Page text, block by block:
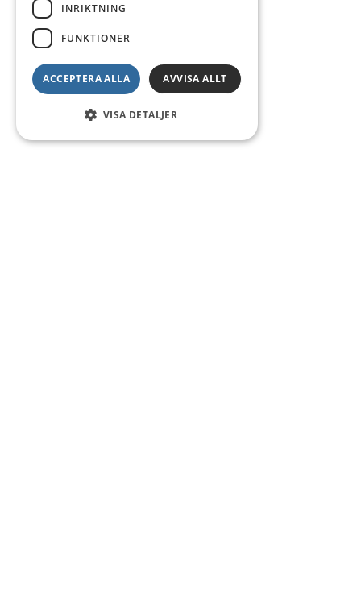
INRIKTNING
FUNKTIONER
ACCEPTERA ALLA AVVISA ALLT
VISA DETALJER